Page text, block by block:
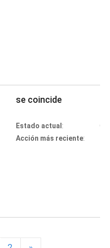
se coincide
Estado actual :
Acción más reciente: